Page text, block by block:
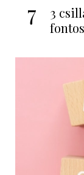
7
3